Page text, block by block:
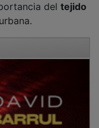
C-LM, ha
entidades
directocon la
muchas
que parecen